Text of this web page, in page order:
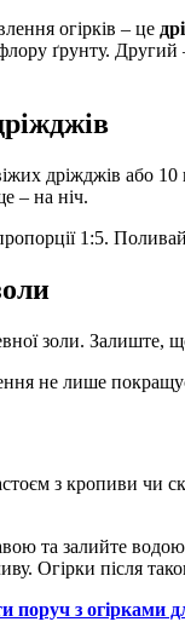
огірків – це
ґрунту.
дріжджів або
– на ніч.
1:5.
золи. Залиште,
не лише
з кропиви чи
та залийте
Огірки після
поруч з огірками